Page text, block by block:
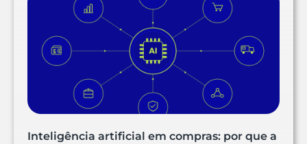
Inteligência artificial em compras: por que a